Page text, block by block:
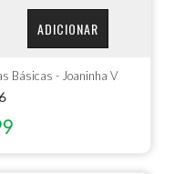
ADICIONAR
Básicas - Joaninha V